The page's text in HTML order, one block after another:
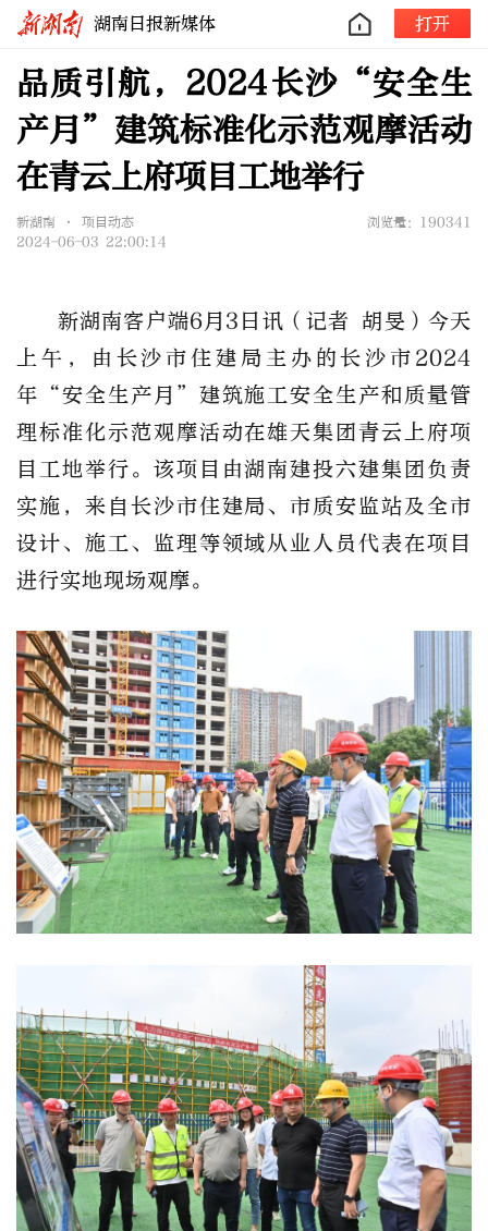
湖南日报新媒体 打开
品质引航，2024长沙“安全生
产月”建筑标准化示范观摩活动
在青云上府项目工地举行
新湖南 • 项目动态
浏览量：190341
2024-06-03 22:00:14
新湖南客户端6月3日讯（记者 胡旻）今天
上午，由长沙市住建局主办的长沙市2024
年“安全生产月”建筑施工安全生产和质量管
理标准化示范观摩活动在雄天集团青云上府项
目工地举行。该项目由湖南建投六建集团负责
实施，来自长沙市住建局、市质安监站及全市
设计、施工、监理等领域从业人员代表在项目
进行实地现场观摩。